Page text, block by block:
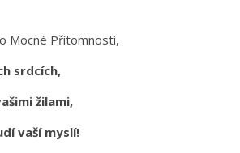
Mocné Přítomnosti,
srdcích,
žilami,
vaší myslí!